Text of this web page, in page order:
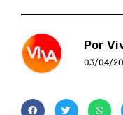
Por
03/04/